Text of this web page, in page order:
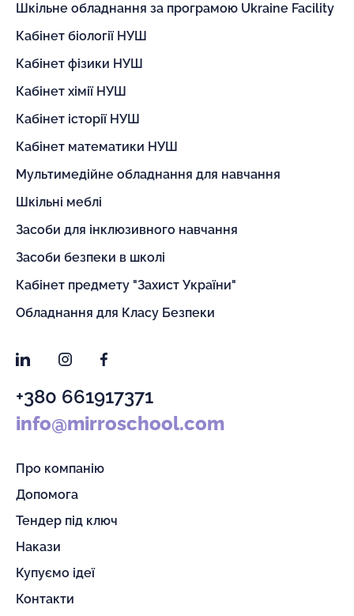
Шкільне обладнання за програмою Ukraine Facility
Кабінет біології НУШ
Кабінет фізики НУШ
Кабінет хімії НУШ
Кабінет історії НУШ
Кабінет математики НУШ
Мультимедійне обладнання для навчання
Шкільні меблі
Засоби для інклюзивного навчання
Засоби безпеки в школі
Кабінет предмету "Захист України"
Обладнання для Класу Безпеки
LinkedInInstagramFacebook
+380 661917371
info@mirroschool.com
Про компанію
Допомога
Тендер під ключ
Накази
Купуємо ідеї
Контакти